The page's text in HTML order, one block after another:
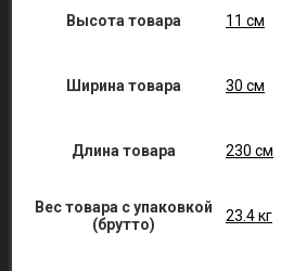
Высота товара 11 см
Ширина товара 30 см
Длина товара 230 см
Вес товара с упаковкой
(брутто)
23.4 кг